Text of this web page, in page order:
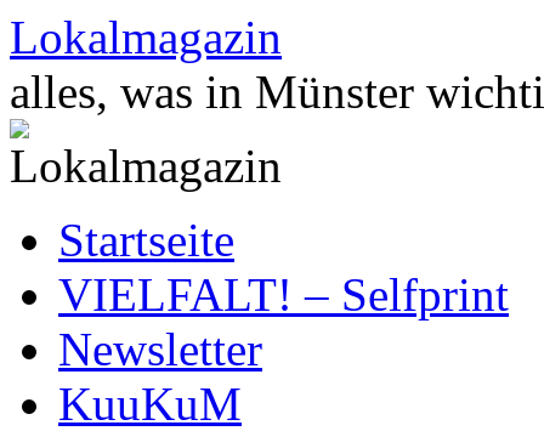
Zum
Inhalt
springen
Lokalmagazin
alles, was in Münster
Startseite
VIELFALT! – Selfprint
Newsletter
KuuKuM